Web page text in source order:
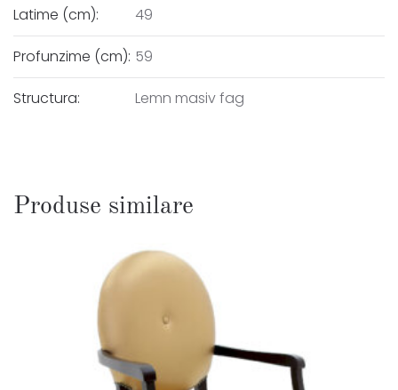
Latime (cm): 49
Profunzime (cm): 59
Structura: Lemn masiv fag
Produse similare